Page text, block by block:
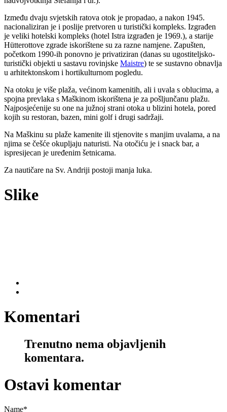
Između dvaju svjetskih ratova otok je propadao, a nakon 1945.
nacionaliziran je i poslije pretvoren u turistički kompleks. Izgrađen
je veliki hotelski kompleks (hotel Istra izgrađen je 1969.), a starije
Hütterottove zgrade iskorištene su za razne namjene. Zapušten,
početkom 1990-ih ponovno je privatiziran (danas su ugostiteljsko-
turistički objekti u sastavu rovinjske Maistre) te se sustavno obnavlja
u arhitektonskom i hortikulturnom pogledu.
Na otoku je više plaža, većinom kamenitih, ali i uvala s oblucima, a
spojna prevlaka s Maškinom iskorištena je za pošljunčanu plažu.
Najposjećenije su one na južnoj strani otoka u blizini hotela, pored
kojih su restoran, bazen, mini golf i drugi sadržaji.
Na Maškinu su plaže kamenite ili stjenovite s manjim uvalama, a na
njima se češće okupljaju naturisti. Na otočiću je i snack bar, a
ispresijecan je uređenim šetnicama.
Za nautičare na Sv. Andriji postoji manja luka.
Slike
Komentari
Trenutno nema objavljenih
komentara.
Ostavi komentar
Name*